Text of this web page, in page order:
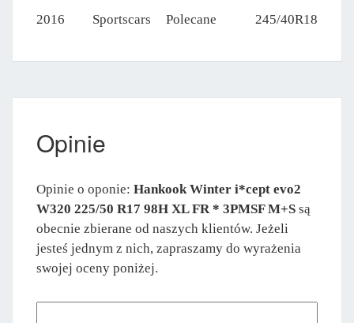
2016 Sportscars Polecane 245/40R18
Opinie
Opinie o oponie: Hankook Winter i*cept evo2
W320 225/50 R17 98H XL FR * 3PMSF M+S są
obecnie zbierane od naszych klientów. Jeżeli
jesteś jednym z nich, zapraszamy do wyrażenia
swojej oceny poniżej.